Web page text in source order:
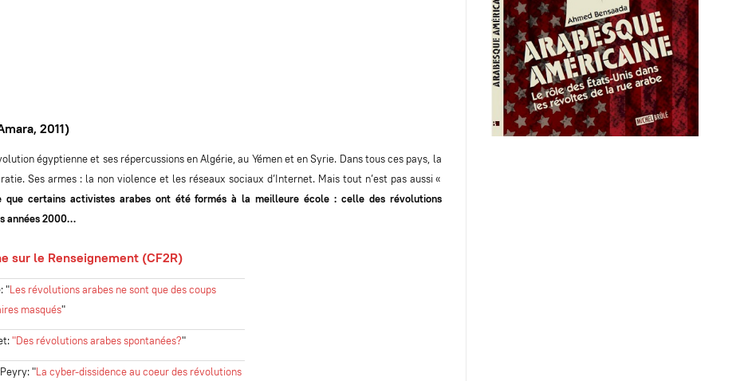
2011)
égyptienne et ses répercussions en Algérie, au Yémen et en Syrie. Dans tous ces pays, la
Ses armes : la non violence et les réseaux sociaux d’Internet. Mais tout n’est pas aussi «
que certains activistes arabes ont été formés à la meilleure école : celle des révolutions
années 2000…
sur le Renseignement (CF2R)
"Les révolutions arabes ne sont que des coups
masqués"
"Des révolutions arabes spontanées?"
"La cyber-dissidence au coeur des révolutions